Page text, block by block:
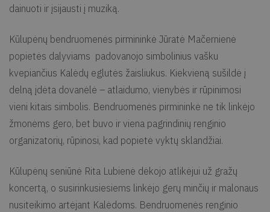
dainuoti ir įsijausti į muziką.
Kūlupėnų bendruomenės pirmininkė Jūratė Mačernienė
popietės dalyviams padovanojo simbolinius vašku
kvepiančius Kalėdų eglutės žaisliukus. Kiekvieną sušildė į
delną įdėta dovanėlė – atlaidumo, vienybės ir rūpinimosi
vieni kitais simbolis. Bendruomenės pirmininkė ne tik linkėjo
žmonėms gero, bet buvo ir viena pagrindinių renginio
organizatorių, rūpinosi, kad popietė vyktų sklandžiai.
Kūlupėnų seniūnė Rita Lubienė dėkojo atlikėjui už gražų
koncertą, o susirinkusiesiems linkėjo gerų minčių ir malonaus
nusiteikimo artėjant Kalėdoms. Bendruomenės renginio